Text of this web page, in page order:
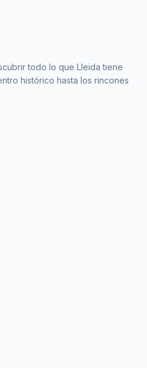
todo lo que Lleida tiene
histórico hasta los rincones